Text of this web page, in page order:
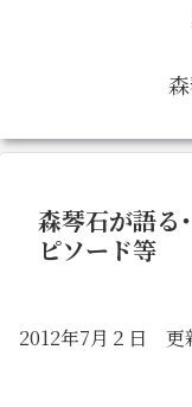
森琴石が語る
ピソード等
2012年7月２日 更